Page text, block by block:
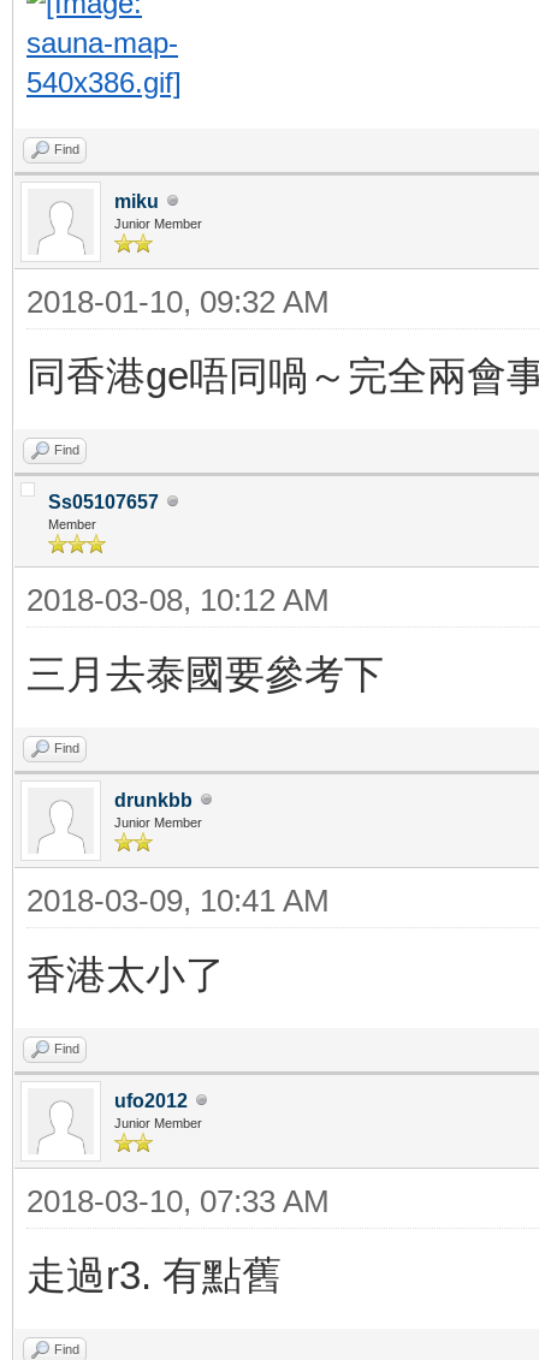
Find
miku
Junior Member
2018-01-10, 09:32 AM
同香港ge唔同喎～完全兩會
Find
Ss05107657
Member
2018-03-08, 10:12 AM
三月去泰國要參考下
Find
drunkbb
Junior Member
2018-03-09, 10:41 AM
香港太小了
Find
ufo2012
Junior Member
2018-03-10, 07:33 AM
走過r3. 有點舊
Find